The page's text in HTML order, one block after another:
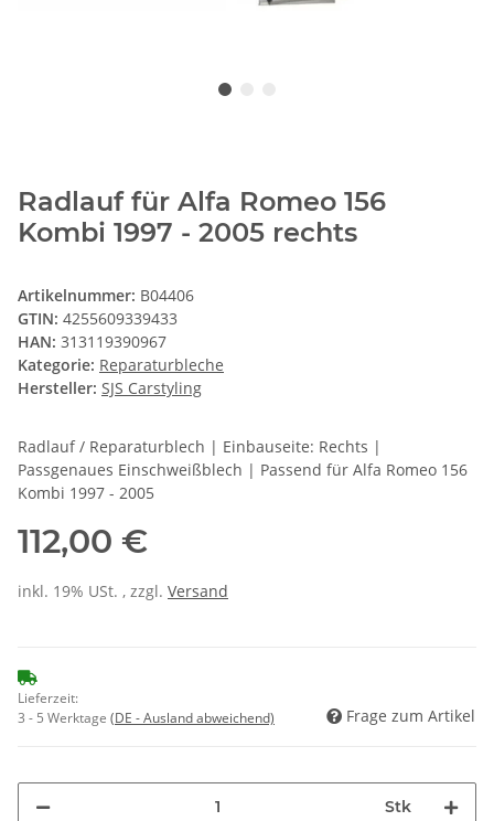
Radlauf für Alfa Romeo 156
Kombi 1997 - 2005 rechts
Artikelnummer: B04406
GTIN: 4255609339433
HAN: 313119390967
Kategorie: Reparaturbleche
Hersteller: SJS Carstyling
Radlauf / Reparaturblech | Einbauseite: Rechts |
Passgenaues Einschweißblech | Passend für Alfa Romeo 156
Kombi 1997 - 2005
112,00 €
inkl. 19% USt. , zzgl. Versand
Lieferzeit:
3 - 5 Werktage (DE - Ausland abweichend) Frage zum Artikel
Stk